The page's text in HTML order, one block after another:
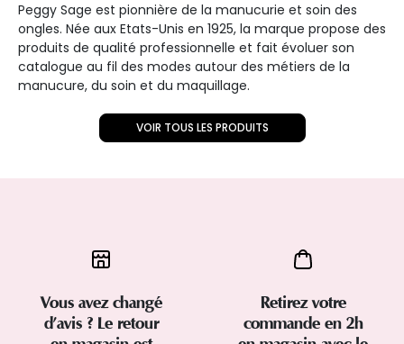
Peggy Sage est pionnière de la manucurie et soin des
ongles. Née aux Etats-Unis en 1925, la marque propose des
produits de qualité professionnelle et fait évoluer son
catalogue au fil des modes autour des métiers de la
manucure, du soin et du maquillage.
VOIR TOUS LES PRODUITS
Vous avez changé
d’avis ? Le retour
Retirez votre
commande en 2h